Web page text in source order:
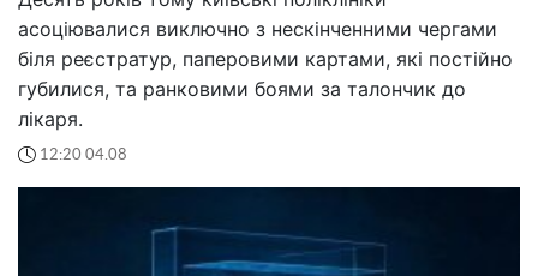
асоціювалися виключно з нескінченними чергами
біля реєстратур, паперовими картами, які постійно
губилися, та ранковими боями за талончик до
лікаря.
12:20 04.08